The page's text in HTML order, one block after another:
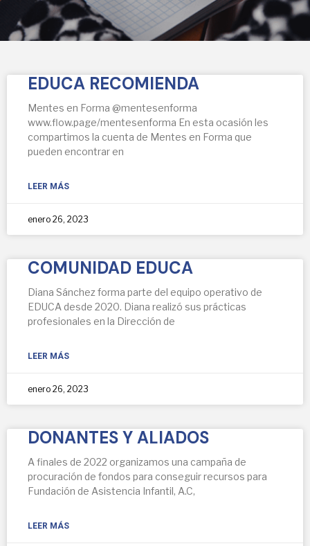
EDUCA RECOMIENDA
Mentes en Forma @mentesenforma
www.flow.page/mentesenforma En esta ocasión les
compartimos la cuenta de Mentes en Forma que
pueden encontrar en
LEER MÁS
enero 26, 2023
COMUNIDAD EDUCA
Diana Sánchez forma parte del equipo operativo de
EDUCA desde 2020. Diana realizó sus prácticas
profesionales en la Dirección de
LEER MÁS
enero 26, 2023
DONANTES Y ALIADOS
A finales de 2022 organizamos una campaña de
procuración de fondos para conseguir recursos para
Fundación de Asistencia Infantil, A.C,
LEER MÁS